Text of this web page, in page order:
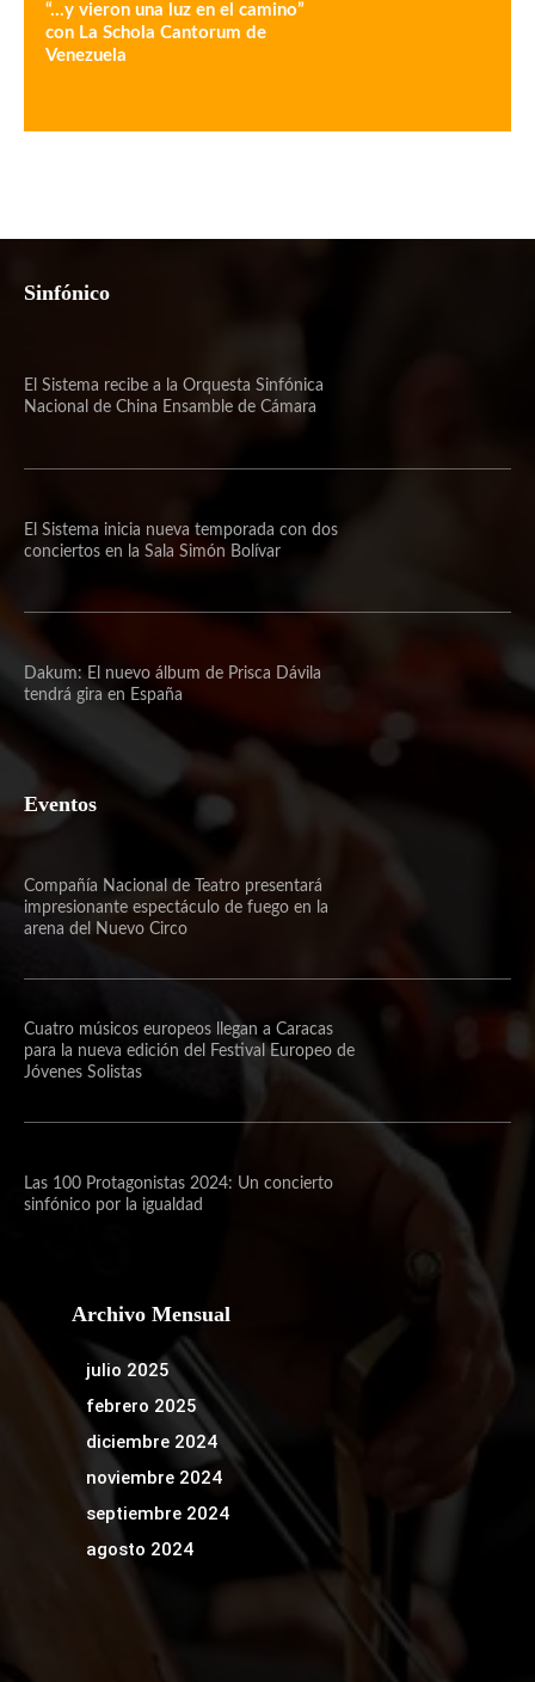
“…y vieron una luz en el camino”
con La Schola Cantorum de
Venezuela
Sinfónico
El Sistema recibe a la Orquesta Sinfónica
Nacional de China Ensamble de Cámara
El Sistema inicia nueva temporada con dos
conciertos en la Sala Simón Bolívar
Dakum: El nuevo álbum de Prisca Dávila
tendrá gira en España
Eventos
Compañía Nacional de Teatro presentará
impresionante espectáculo de fuego en la
arena del Nuevo Circo
Cuatro músicos europeos llegan a Caracas
para la nueva edición del Festival Europeo de
Jóvenes Solistas
Las 100 Protagonistas 2024: Un concierto
sinfónico por la igualdad
Archivo Mensual
julio 2025
febrero 2025
diciembre 2024
noviembre 2024
septiembre 2024
agosto 2024